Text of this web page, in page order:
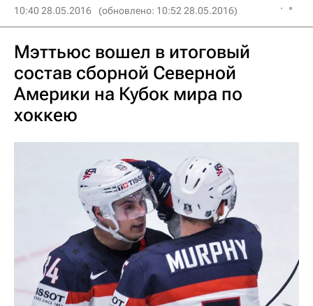
10:40 28.05.2016 (обновлено: 10:52 28.05.2016)
Мэттьюс вошел в итоговый
состав сборной Северной
Америки на Кубок мира по
хоккею